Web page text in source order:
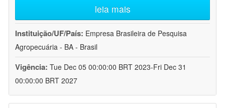
leia mais
Instituição/UF/País: Empresa Brasileira de Pesquisa
Agropecuária - BA - Brasil
Vigência: Tue Dec 05 00:00:00 BRT 2023-Fri Dec 31
00:00:00 BRT 2027